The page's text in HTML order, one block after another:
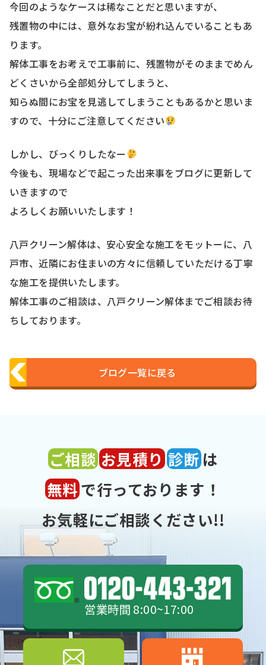
今回のようなケースは稀なことだと思いますが、
残置物の中には、意外なお宝が紛れ込んでいることもあ
ります。
解体工事をお考えで工事前に、残置物がそのままでめん
どくさいから全部処分してしまうと、
知らぬ間にお宝を見逃してしまうこともあるかと思いま
すので、十分にご注意してください
しかし、びっくりしたなー
今後も、現場などで起こった出来事をブログに更新して
いきますので
よろしくお願いいたします！
八戸クリーン解体は、安心安全な施工をモットーに、八
戸市、近隣にお住まいの方々に信頼していただける丁寧
な施工を提供いたします。
解体工事のご相談は、八戸クリーン解体までご相談お待
ちしております。
ブログ一覧に戻る
ご相談 お見積り 診断 は
無料で行っております！
お気軽にご相談ください!!
営業時間 8:00~17:00